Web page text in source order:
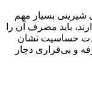
شیرینی بسیار مهم
باید مصرف آن را
حساسیت نشان
و بی‌قراری دچار